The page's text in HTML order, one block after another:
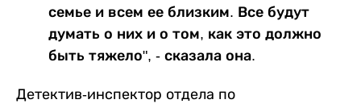
семье и всем ее близким. Все будут
думать о них и о том, как это должно
быть тяжело", - сказала она.
Детектив-инспектор отдела по